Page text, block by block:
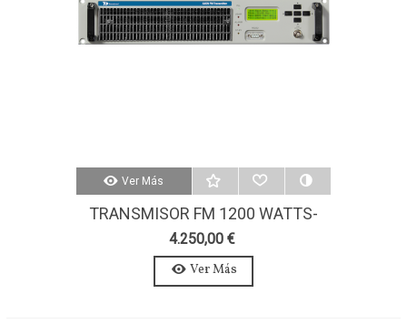
Ver Más
TRANSMISOR FM 1200 WATTS-
AXON 1200W-ESTEREO-MPX
4.250,00 €
Ver Más